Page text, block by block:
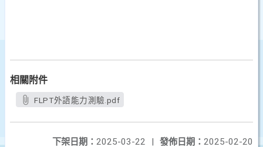
相關附件
FLPT外語能力測驗.pdf
發佈日期： 2025-02-20
下架日期： 2025-03-22
|